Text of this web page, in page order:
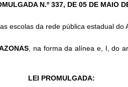
N.º 337, DE 05 DE MAIO
escolas da rede pública estadual do
, na forma da alínea e, I, do
LEI PROMULGADA: